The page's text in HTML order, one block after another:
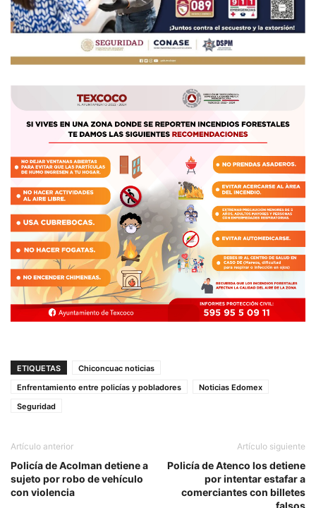
ETIQUETAS
Chiconcuac noticias
Enfrentamiento entre policías y pobladores
Noticias Edomex
Seguridad
Artículo anterior
Policía de Acolman detiene a
sujeto por robo de vehículo
con violencia
Artículo siguiente
Policía de Atenco los detiene
por intentar estafar a
comerciantes con billetes
falsos